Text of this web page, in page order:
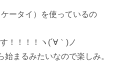
ータイ）を使っているの
！！！！ヽ(´∀｀)ノ
まるみたいなので楽しみ。